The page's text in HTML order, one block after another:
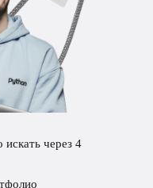
через 4